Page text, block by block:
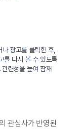
광고를 클릭한 후,
를 다시 볼 수 있도록
련성을 높여 잠재
관심사가 반영된